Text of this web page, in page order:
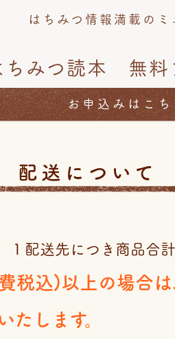
はちみつ情報満載の
ちみつ読本 無料
お申込みはこ
配送について
１配送先につき商品合
税込)以上の場合
します。